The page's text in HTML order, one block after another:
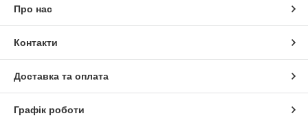
Про нас
Контакти
Доставка та оплата
Графік роботи